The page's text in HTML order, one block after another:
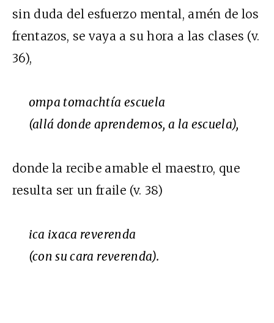
sin duda del esfuerzo mental, amén de los
frentazos, se vaya a su hora a las clases (v.
36),
ompa tomachtía escuela
(allá donde aprendemos, a la escuela),
donde la recibe amable el maestro, que
resulta ser un fraile (v. 38)
ica ixaca reverenda
(con su cara reverenda).